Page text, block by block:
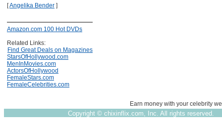
[Angelika Bender ]
Amazon.com 100 Hot DVDs
Related Links:
Find Great Deals on Magazines
StarsOfHollywood.com
MenInMovies.com
ActorsOfHollywood
FemaleStars.com
FemaleCelebrities.com
Earn money with your celebrity
Copyright © chixinflix.com, Inc. All rights reserved.